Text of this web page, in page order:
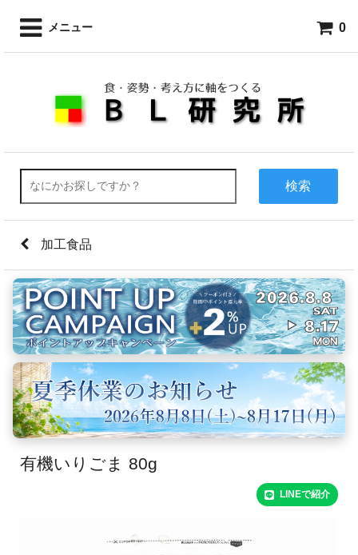
メニュー 0
検索
加工食品
有機いりごま 80g
LINEで紹介